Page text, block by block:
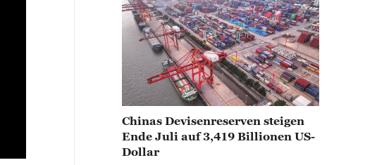
Chinas Devisenreserven steigen
Ende Juli auf 3,419 Billionen US-
Dollar